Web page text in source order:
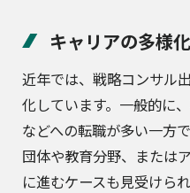
キャリアの多様
近年では、戦略コンサル
化しています。一般的に
などへの転職が多い一方
団体や教育分野、または
に進むケースも見受けら